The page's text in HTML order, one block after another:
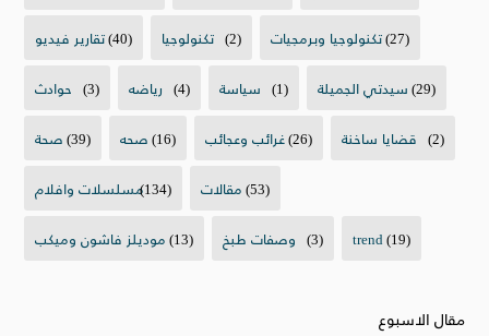
تقارير فيديو(40) تكنولوجيا (2) تكنولوجيا وبرمجيات(27)
حوادث (3) رياضه (4) سياسة (1) سيدتي الجميلة(29)
صحة(39) صحه(16) غرائب وعجائب(26) قضايا ساخنة (2)
مسلسلات وافلام(134) مقالات(53)
موديلز فاشون وميكب(13) وصفات طبخ (3) trend(19)
مقال الاسبوع